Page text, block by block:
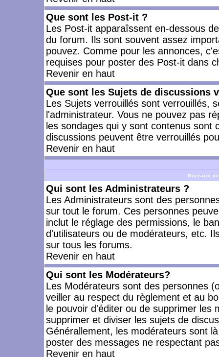
Que sont les Post-it ?
Les Post-it apparaîssent en-dessous
du forum. Ils sont souvent assez
pouvez. Comme pour les annonces,
requises pour poster des Post-it dans
Revenir en haut
Que sont les Sujets de discussions
Les Sujets verrouillés sont verrouillés,
l'administrateur. Vous ne pouvez pas
les sondages qui y sont contenus
discussions peuvent être verrouillés
Revenir en haut
Niveaux
Qui sont les Administrateurs ?
Les Administrateurs sont des
sur tout le forum. Ces personnes
inclut le réglage des permissions, le
d'utilisateurs ou de modérateurs, etc.
sur tous les forums.
Revenir en haut
Qui sont les Modérateurs?
Les Modérateurs sont des personnes
veiller au respect du règlement et au
le pouvoir d'éditer ou de supprimer les
supprimer et diviser les sujets de
Générallement, les modérateurs sont
poster des messages ne respectant
Revenir en haut